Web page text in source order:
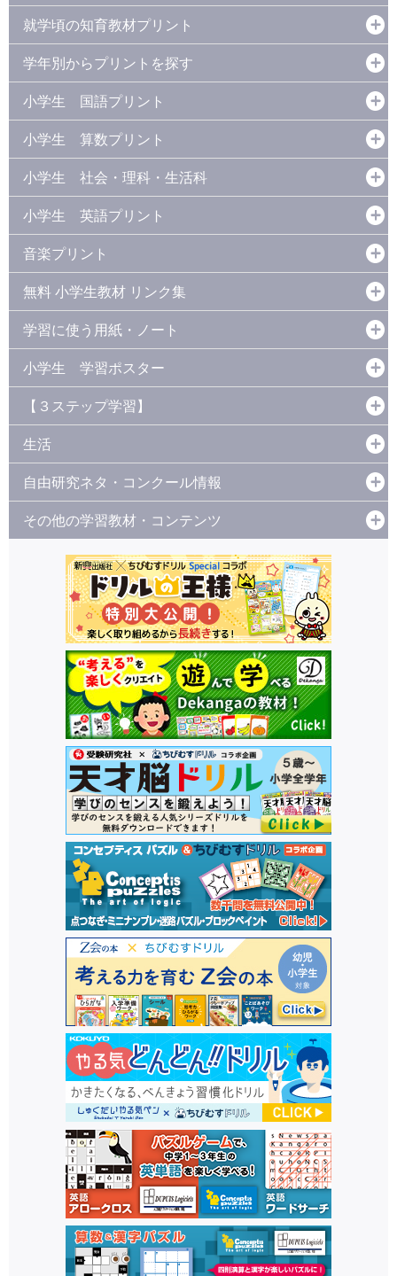
就学頃の知育教材プリント
学年別からプリントを探す
小学生 国語プリント
小学生 算数プリント
小学生 社会・理科・生活科
小学生 英語プリント
音楽プリント
無料 小学生教材 リンク集
学習に使う用紙・ノート
小学生 学習ポスター
【３ステップ学習】
生活
自由研究ネタ・コンクール情報
その他の学習教材・コンテンツ